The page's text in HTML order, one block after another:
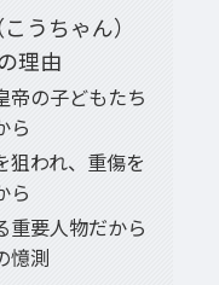
うちゃん）
理由
の子どもたち
ら
われ、重傷を
ら
要人物だから
憶測